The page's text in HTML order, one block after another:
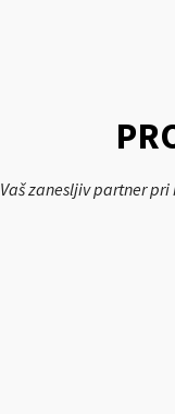
Vaš zanesljiv partner